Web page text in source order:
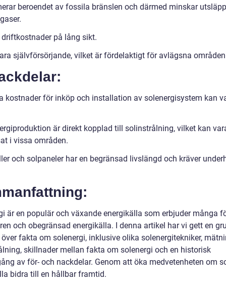
beroendet av fossila bränslen och därmed minskar
på lång sikt.
självförsörjande, vilket är fördelaktigt för avlägsna
kostnader för inköp och installation av solenergisystem kan
är direkt kopplad till solinstrålning, vilket kan
i vissa områden.
och solpaneler har en begränsad livslängd och kräver
är en populär och växande energikälla som erbjuder många
och obegränsad energikälla. I denna artikel har vi gett en
fakta om solenergi, inklusive olika solenergitekniker,
skillnader mellan fakta om solenergi och en historisk
av för- och nackdelar. Genom att öka medvetenheten om
bidra till en hållbar framtid.